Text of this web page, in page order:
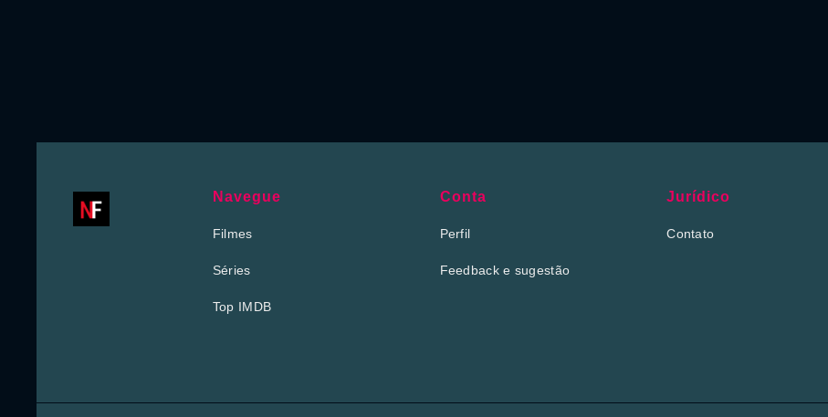
Navegue
Filmes
Séries
Top IMDB
Conta
Perfil
Feedback e sugestão
Jurídico
Contato